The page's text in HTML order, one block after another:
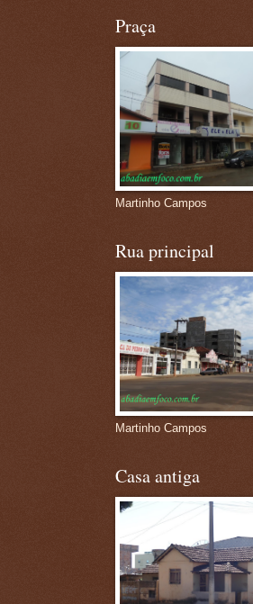
Praça
Martinho Campos
Rua principal
Martinho Campos
Casa antiga